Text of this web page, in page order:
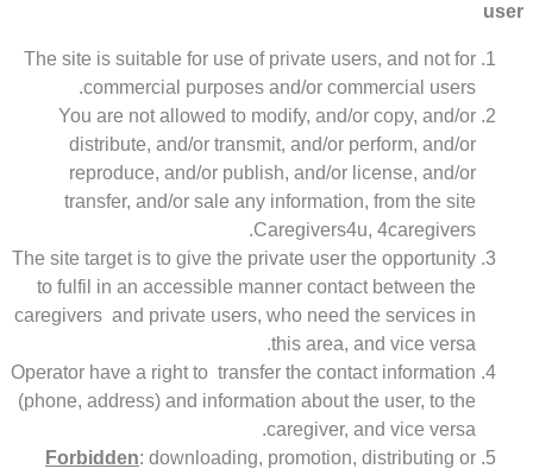
user
The site is suitable for use of private users, and not for
commercial purposes and/or commercial users.
You are not allowed to modify, and/or copy, and/or
distribute, and/or transmit, and/or perform, and/or
reproduce, and/or publish, and/or license, and/or
transfer, and/or sale any information, from the site
Caregivers4u, 4caregivers.
The site target is to give the private user the opportunity
to fulfil in an accessible manner contact between the
caregivers and private users, who need the services in
this area, and vice versa.
Operator have a right to transfer the contact information
(phone, address) and information about the user, to the
caregiver, and vice versa.
Forbidden: downloading, promotion, distributing or